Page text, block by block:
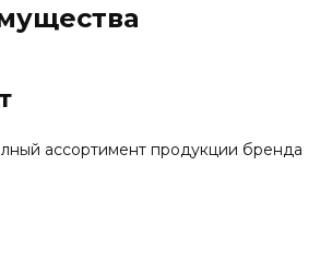
ассортимент продукции бренда